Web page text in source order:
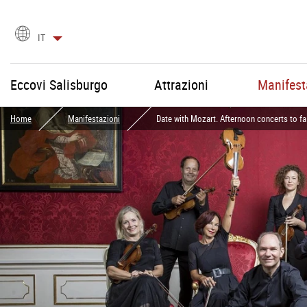
Scegli
lingua
IT
Eccovi Salisburgo Attrazioni
Home Manifestazioni Date with Mozart. Afternoon concerts to